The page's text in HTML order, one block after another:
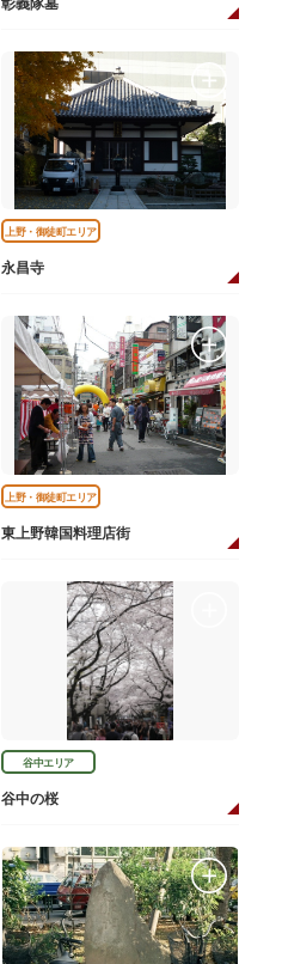
上野・御徒町エリア
永昌寺
上野・御徒町エリア
東上野韓国料理店街
谷中エリア
谷中の桜